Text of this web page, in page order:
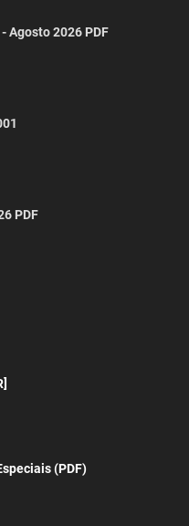
Agosto 2026 PDF
PDF
(PDF)